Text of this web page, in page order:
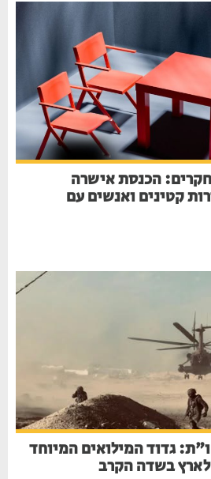
הכנסת אישרה
קטינים ואנשים עם
גדוד המילואים המיוחד
בשדה הקרב